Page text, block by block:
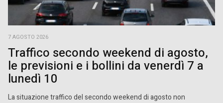
7 AGOSTO 2026
Traffico secondo weekend di agosto,
le previsioni e i bollini da venerdì 7 a
lunedì 10
La situazione traffico del secondo weekend di agosto non